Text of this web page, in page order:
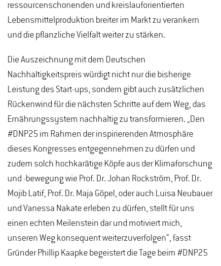
ressourcenschonenden und kreislauforientierten
Lebensmittelproduktion breiter im Markt zu verankern
und die pflanzliche Vielfalt weiter zu stärken.
Die Auszeichnung mit dem Deutschen
Nachhaltigkeitspreis würdigt nicht nur die bisherige
Leistung des Start-ups, sondern gibt auch zusätzlichen
Rückenwind für die nächsten Schritte auf dem Weg, das
Ernährungssystem nachhaltig zu transformieren. „Den
#DNP25 im Rahmen der inspirierenden Atmosphäre
dieses Kongresses entgegennehmen zu dürfen und
zudem solch hochkarätige Köpfe aus der Klimaforschung
und -bewegung wie Prof. Dr. Johan Rockström, Prof. Dr.
Mojib Latif, Prof. Dr. Maja Göpel, oder auch Luisa Neubauer
und Vanessa Nakate erleben zu dürfen, stellt für uns
einen echten Meilenstein dar und motiviert mich,
unseren Weg konsequent weiterzuverfolgen“, fasst
Gründer Phillip Kaapke begeistert die Tage beim #DNP25